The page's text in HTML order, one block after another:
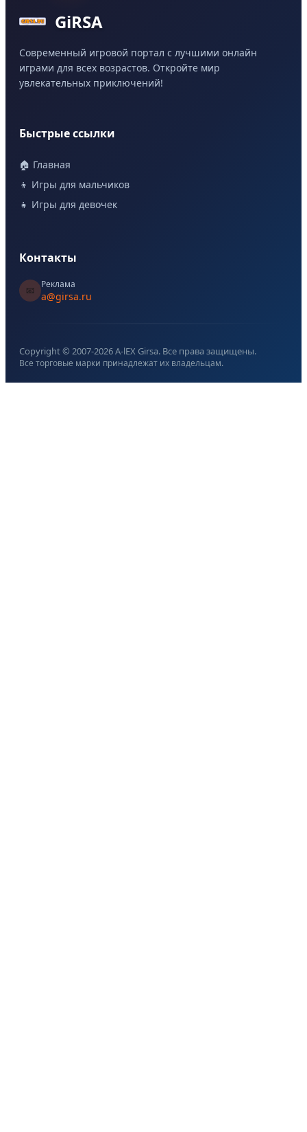
GiRSA
Современный игровой портал с лучшими онлайн
играми для всех возрастов. Откройте мир
увлекательных приключений!
Быстрые ссылки
🏠 Главная
👦 Игры для мальчиков
👧 Игры для девочек
Контакты
📧
Реклама
a@girsa.ru
Copyright © 2007-2026A-lEX Girsa. Все права защищены.
Все торговые марки принадлежат их владельцам.